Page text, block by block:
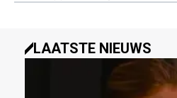
LAATSTE NIEUWS